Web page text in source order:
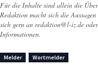
Für die Inhalte sind allein die
Redaktion macht sich die
sich gern an redaktion@l-iz.de
Informationen.
Melder Wortmelder